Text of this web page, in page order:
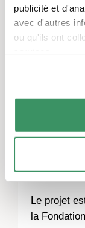
publicité et
avec d'autres
ou qu'ils ont
Stefànson
le
port
ainsi que
Le projet
la